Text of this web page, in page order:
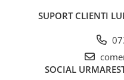
SUPORT CLIENTI
SOCIAL